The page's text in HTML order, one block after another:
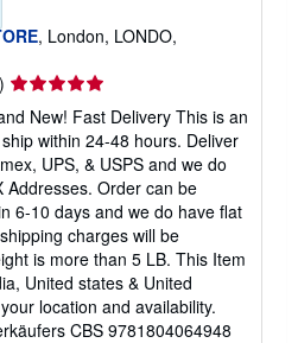
, London, LONDO,
Verkäuferbewertung
von
5
Sternen
New! Fast Delivery This is an
within 24-48 hours. Deliver
UPS, & USPS and we do
Addresses. Order can be
6-10 days and we do have flat
charges will be
is more than 5 LB. This Item
United states & United
location and availability.
CBS 9781804064948